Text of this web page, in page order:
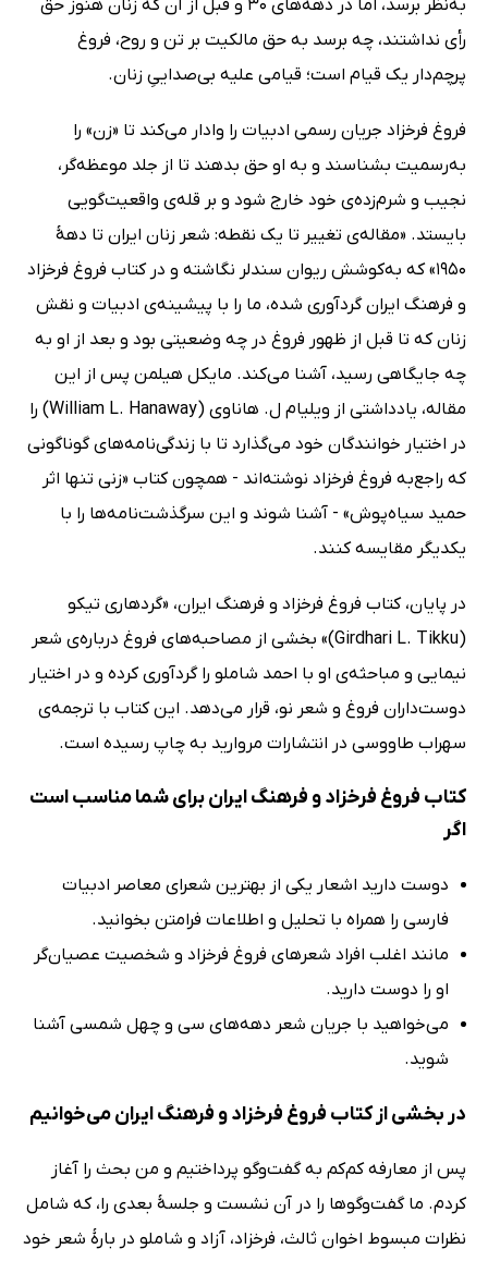
به‌نظر برسد، اما در دهه‌های 30 و قبل از آن که زنان هنوز حق
رأی نداشتند، چه برسد به حق مالکیت بر تن و روح، فروغ
پرچم‌دار یک قیام است؛ قیامی علیه بی‌صداییِ زنان.
فروغ فرخزاد جریان رسمی ادبیات را وادار می‌کند تا «زن» را
به‌رسمیت بشناسند و به او حق بدهند تا از جلد موعظه‌گر،
نجیب و شرم‌زده‌ی خود خارج شود و بر قله‌ی واقعیت‌گویی
بایستد. «مقاله‌ی تغییر تا یک نقطه: شعر زنان ایران تا دهۀ
1950» که به‌کوشش ریوان سندلر نگاشته و در کتاب فروغ فرخزاد
و فرهنگ ایران گردآوری شده، ما را با پیشینه‌ی ادبیات و نقش
زنان که تا قبل از ظهور فروغ در چه وضعیتی بود و بعد از او به
چه جایگاهی رسید، آشنا می‌کند. مایکل هیلمن پس از این
مقاله، یادداشتی از ویلیام ل. هاناوی (William L. Hanaway) را
در اختیار خوانندگان خود می‌گذارد تا با زندگی‌نامه‌های گوناگونی
که راجع‌به فروغ فرخزاد نوشته‌اند - همچون کتاب «زنی تنها اثر
حمید سیاه‌پوش» - آشنا شوند و این سرگذشت‌نامه‌ها را با
یکدیگر مقایسه کنند.
در پایان، کتاب فروغ فرخزاد و فرهنگ ایران، «گردهاری تیکو
(Girdhari L. Tikku)» بخشی از مصاحبه‌های فروغ درباره‌ی شعر
نیمایی و مباحثه‌ی او با احمد شاملو را گردآوری کرده و در اختیار
دوست‌داران فروغ و شعر نو، قرار می‌دهد. این کتاب با ترجمه‌ی
سهراب طاووسی در انتشارات مروارید به چاپ رسیده است.
کتاب فروغ فرخزاد و فرهنگ ایران برای شما مناسب است
اگر
دوست دارید اشعار یکی از بهترین شعرای معاصر ادبیات
فارسی را همراه با تحلیل و اطلاعات فرامتن بخوانید.
مانند اغلب افراد شعرهای فروغ فرخزاد و شخصیت عصیان‌گر
او را دوست دارید.
می‌خواهید با جریان شعر دهه‌های سی و چهل شمسی آشنا
شوید.
در بخشی از کتاب فروغ فرخزاد و فرهنگ ایران می‌خوانیم
پس از معارفه کم‌کم به گفت‌وگو پرداختیم و من بحث را آغاز
کردم. ما گفت‌وگوها را در آن نشست و جلسۀ بعدی را، که شامل
نظرات مبسوط اخوان ثالث، فرخزاد، آزاد و شاملو در بارۀ شعر خود